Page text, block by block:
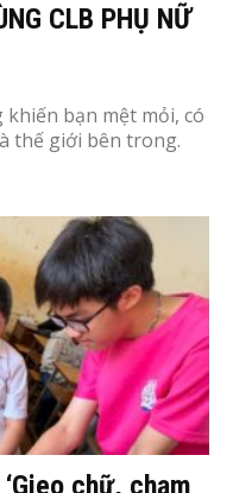
CLB PHỤ NỮ
bạn mệt mỏi, có
thế giới bên trong.
chữ, chạm